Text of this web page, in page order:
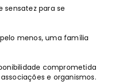
sensatez para se
menos, uma família
comprometida
e organismos.